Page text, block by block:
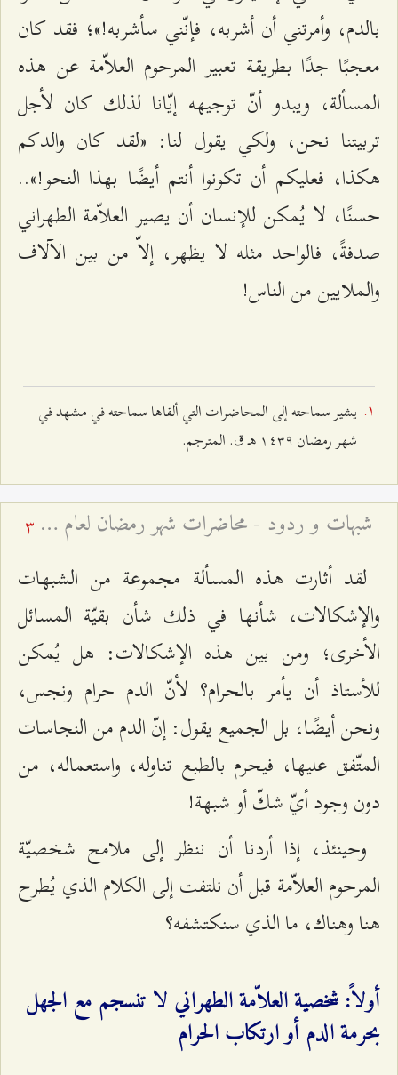
بالدم، وأمرتني أن أشربه، فإنّني سأشربه!»؛ فقد كان
معجبًا جدًا بطريقة تعبير المرحوم العلاّمة عن هذه
المسألة، ويبدو أنّ توجيهه إيّانا لذلك كان لأجل
تربيتنا نحن، ولكي يقول لنا: «لقد كان والدكم
هكذا، فعليكم أن تكونوا أنتم أيضًا بهذا النحو!»..
حسنًا، لا يُمكن للإنسان أن يصير العلاّمة الطهراني
صدفةً، فالواحد مثله لا يظهر، إلاّ من بين الآلاف
والملايين من الناس!
يشير سماحته إلى المحاضرات التي ألقاها سماحته في مشهد في
شهر رمضان ۱٤٣٩ هـ ق. المترجم.
شبهات و ردود - محاضرات شهر رمضان لعام ۱٤۳٩ هـ ق – الجلسة الرابعة 3
لقد أثارت هذه المسألة مجموعة من الشبهات
والإشكالات، شأنها في ذلك شأن بقيّة المسائل
الأخرى؛ ومن بين هذه الإشكالات: هل يُمكن
للأستاذ أن يأمر بالحرام؟ لأنّ الدم حرام ونجس،
ونحن أيضًا، بل الجميع يقول: إنّ الدم من النجاسات
المتّفق عليها، فيحرم بالطبع تناوله، واستعماله، من
دون وجود أيّ شكّ أو شبهة!
وحينئذ، إذا أردنا أن ننظر إلى ملامح شخصيّة
المرحوم العلاّمة قبل أن نلتفت إلى الكلام الذي يُطرح
هنا وهناك، ما الذي سنكتشفه؟
أولاً: شخصية العلاّمة الطهراني لا تنسجم مع الجهل
بحرمة الدم أو ارتكاب الحرام